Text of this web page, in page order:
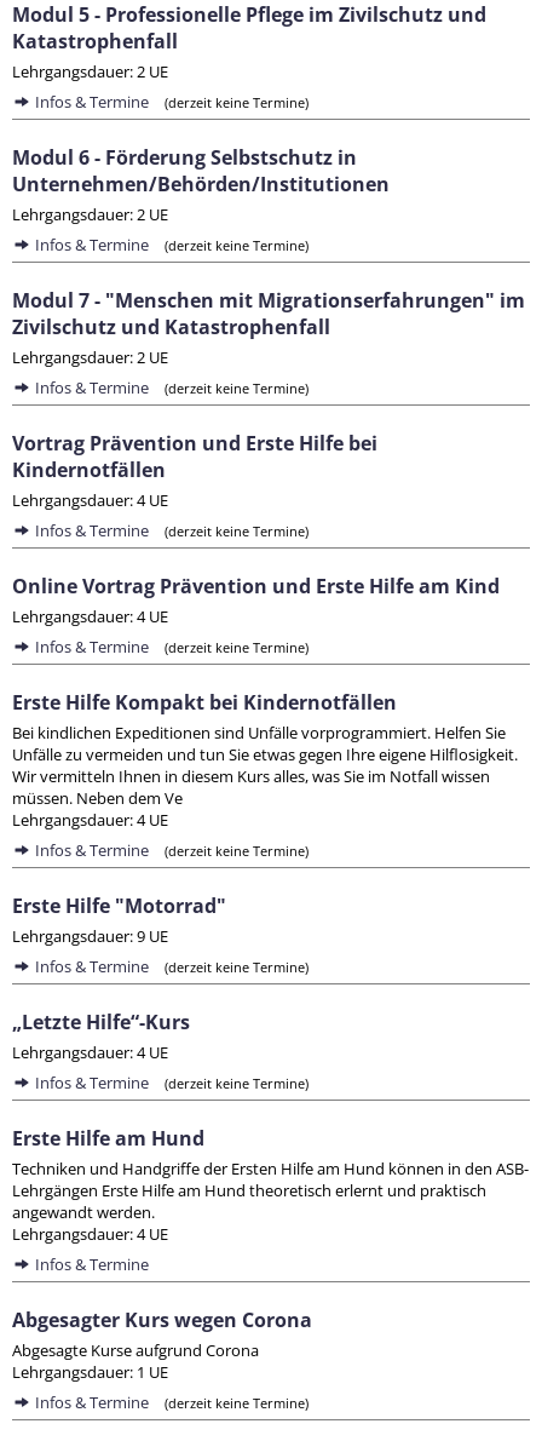
Modul 5 - Professionelle Pflege im Zivilschutz und
Katastrophenfall
Lehrgangsdauer: 2 UE
Infos & Termine
(derzeit keine Termine)
Modul 6 - Förderung Selbstschutz in
Unternehmen/Behörden/Institutionen
Lehrgangsdauer: 2 UE
Infos & Termine
(derzeit keine Termine)
Modul 7 - "Menschen mit Migrationserfahrungen" im
Zivilschutz und Katastrophenfall
Lehrgangsdauer: 2 UE
Infos & Termine
(derzeit keine Termine)
Vortrag Prävention und Erste Hilfe bei
Kindernotfällen
Lehrgangsdauer: 4 UE
Infos & Termine
(derzeit keine Termine)
Online Vortrag Prävention und Erste Hilfe am Kind
Lehrgangsdauer: 4 UE
Infos & Termine
(derzeit keine Termine)
Erste Hilfe Kompakt bei Kindernotfällen
Bei kindlichen Expeditionen sind Unfälle vorprogrammiert. Helfen Sie
Unfälle zu vermeiden und tun Sie etwas gegen Ihre eigene Hilflosigkeit.
Wir vermitteln Ihnen in diesem Kurs alles, was Sie im Notfall wissen
müssen. Neben dem Ve
Lehrgangsdauer: 4 UE
Infos & Termine
(derzeit keine Termine)
Erste Hilfe "Motorrad"
Lehrgangsdauer: 9 UE
Infos & Termine
(derzeit keine Termine)
„Letzte Hilfe“-Kurs
Lehrgangsdauer: 4 UE
Infos & Termine
(derzeit keine Termine)
Erste Hilfe am Hund
Techniken und Handgriffe der Ersten Hilfe am Hund können in den ASB-
Lehrgängen Erste Hilfe am Hund theoretisch erlernt und praktisch
angewandt werden.
Lehrgangsdauer: 4 UE
Infos & Termine
Abgesagter Kurs wegen Corona
Abgesagte Kurse aufgrund Corona
Lehrgangsdauer: 1 UE
Infos & Termine
(derzeit keine Termine)